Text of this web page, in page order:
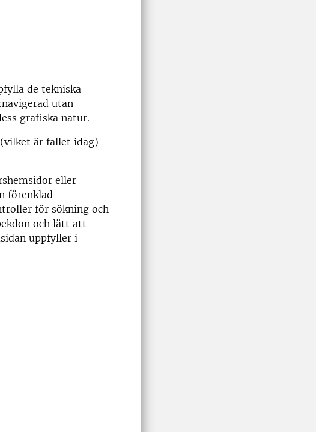
de tekniska
utan
grafiska natur.
är fallet idag)
eller
förenklad
för sökning och
och lätt att
uppfyller i